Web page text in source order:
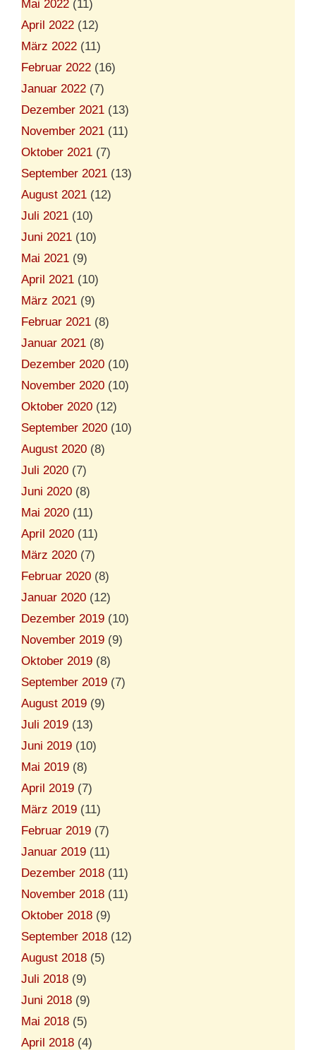
Mai 2022 (11)
April 2022 (12)
März 2022 (11)
Februar 2022 (16)
Januar 2022 (7)
Dezember 2021 (13)
November 2021 (11)
Oktober 2021 (7)
September 2021 (13)
August 2021 (12)
Juli 2021 (10)
Juni 2021 (10)
Mai 2021 (9)
April 2021 (10)
März 2021 (9)
Februar 2021 (8)
Januar 2021 (8)
Dezember 2020 (10)
November 2020 (10)
Oktober 2020 (12)
September 2020 (10)
August 2020 (8)
Juli 2020 (7)
Juni 2020 (8)
Mai 2020 (11)
April 2020 (11)
März 2020 (7)
Februar 2020 (8)
Januar 2020 (12)
Dezember 2019 (10)
November 2019 (9)
Oktober 2019 (8)
September 2019 (7)
August 2019 (9)
Juli 2019 (13)
Juni 2019 (10)
Mai 2019 (8)
April 2019 (7)
März 2019 (11)
Februar 2019 (7)
Januar 2019 (11)
Dezember 2018 (11)
November 2018 (11)
Oktober 2018 (9)
September 2018 (12)
August 2018 (5)
Juli 2018 (9)
Juni 2018 (9)
Mai 2018 (5)
April 2018 (4)